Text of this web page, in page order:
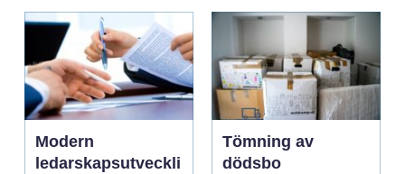
Modern
ledarskapsutveckli
Tömning av
dödsbo